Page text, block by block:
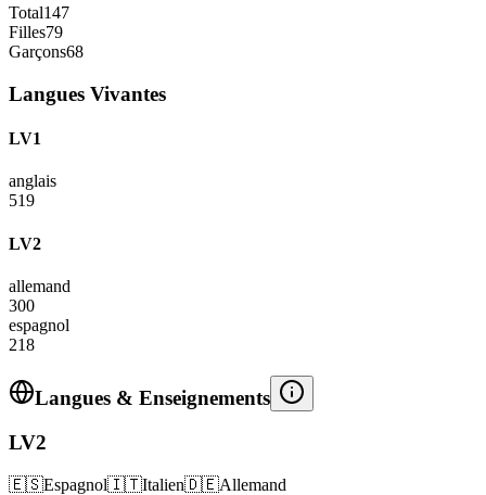
Total147
Filles79
Garçons68
Langues Vivantes
LV1
anglais
519
LV2
allemand
300
espagnol
218
Langues & Enseignements
LV2
🇪🇸Espagnol🇮🇹Italien🇩🇪Allemand